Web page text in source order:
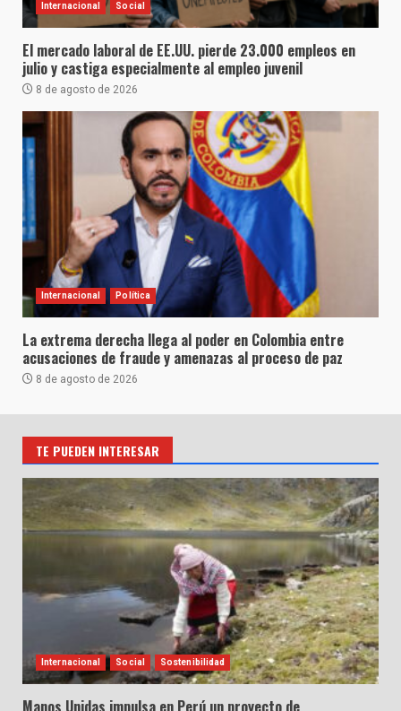
Internacional Social
El mercado laboral de EE.UU. pierde 23.000 empleos en
julio y castiga especialmente al empleo juvenil
8 de agosto de 2026
Internacional Política
La extrema derecha llega al poder en Colombia entre
acusaciones de fraude y amenazas al proceso de paz
8 de agosto de 2026
TE PUEDEN INTERESAR
Internacional Social Sostenibilidad